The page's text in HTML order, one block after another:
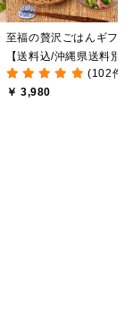
至福の贅沢ごはんギフト
【送料込/沖縄県送料別
途】【化粧箱包装付/オン
ライン限定】
(102件)
￥ 3,980